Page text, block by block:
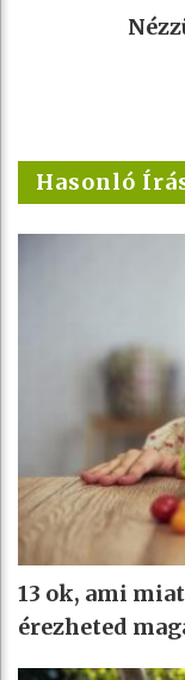
Hasonló
13 ok, ami
érezheted